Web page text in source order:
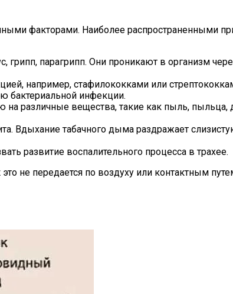
факторами. Наиболее распространенными
грипп, парагрипп. Они проникают в организм
например, стафилококками или
бактериальной инфекции.
различные вещества, такие как пыль,
Вдыхание табачного дыма раздражает
развитие воспалительного процесса в трахее.
не передается по воздуху или контактным